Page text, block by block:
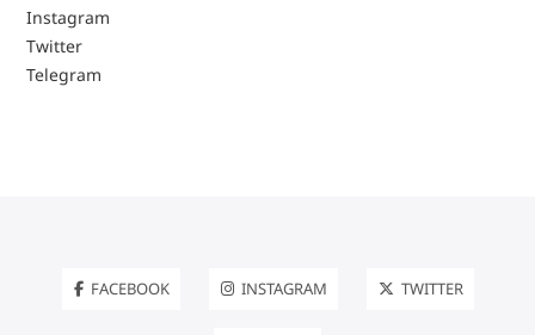
Instagram
Twitter
Telegram
FACEBOOK INSTAGRAM TWITTER